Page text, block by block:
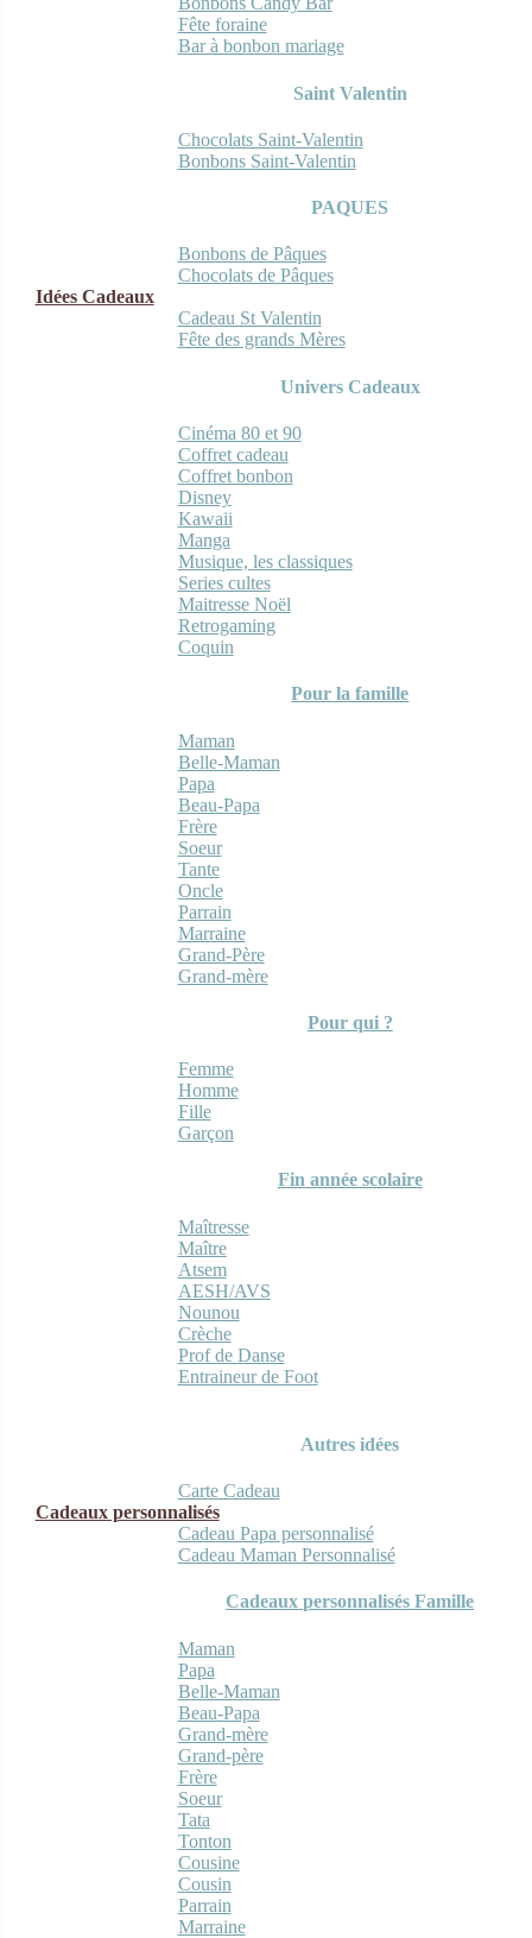
Fête foraine
Bar à bonbon mariage
Saint Valentin
Chocolats Saint-Valentin
Bonbons Saint-Valentin
PAQUES
Bonbons de Pâques
Chocolats de Pâques
Idées Cadeaux
Cadeau St Valentin
Fête des grands Mères
Univers Cadeaux
Cinéma 80 et 90
Coffret cadeau
Coffret bonbon
Disney
Kawaii
Manga
Musique, les classiques
Series cultes
Maitresse Noël
Retrogaming
Coquin
Pour la famille
Maman
Belle-Maman
Papa
Beau-Papa
Frère
Soeur
Tante
Oncle
Parrain
Marraine
Grand-Père
Grand-mère
Pour qui ?
Femme
Homme
Fille
Garçon
Fin année scolaire
Maîtresse
Maître
Atsem
AESH/AVS
Nounou
Crèche
Prof de Danse
Entraineur de Foot
Autres idées
Carte Cadeau
Cadeaux personnalisés
Cadeau Papa personnalisé
Cadeau Maman Personnalisé
Cadeaux personnalisés Famille
Maman
Papa
Belle-Maman
Beau-Papa
Grand-mère
Grand-père
Frère
Soeur
Tata
Tonton
Cousine
Cousin
Parrain
Marraine